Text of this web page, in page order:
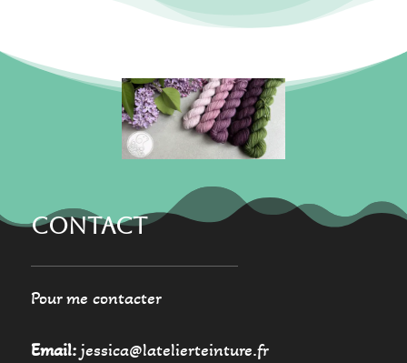
choisies
peuvent
choisies
sur
la
page
produit
CONTACT
Pour me contacter
Email:jessica@latelierteinture.fr